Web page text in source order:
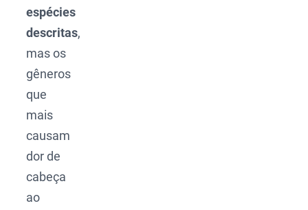
espécies
descritas,
mas os
gêneros
que
mais
causam
dor de
cabeça
ao